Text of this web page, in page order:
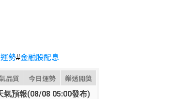
勢#金融股配息
品質 今日運勢 樂透開獎
氣預報(08/08 05:00發布)